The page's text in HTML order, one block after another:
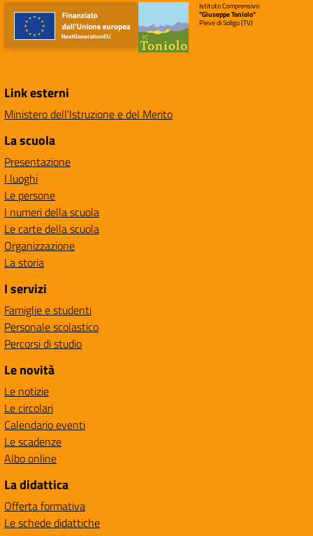
Istituto Comprensivo
"Giuseppe Toniolo"
Pieve di Soligo (TV)
Link esterni
Ministero dell'Istruzione e del Merito
La scuola
Presentazione
I luoghi
Le persone
I numeri della scuola
Le carte della scuola
Organizzazione
La storia
I servizi
Famiglie e studenti
Personale scolastico
Percorsi di studio
Le novità
Le notizie
Le circolari
Calendario eventi
Le scadenze
Albo online
La didattica
Offerta formativa
Le schede didattiche